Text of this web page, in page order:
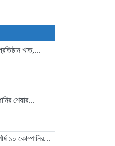
খাত,...
শেয়ার...
১০ কোম্পানির...